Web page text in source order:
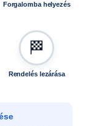
Forgalomba helyezés
🏁
Rendelés lezárása